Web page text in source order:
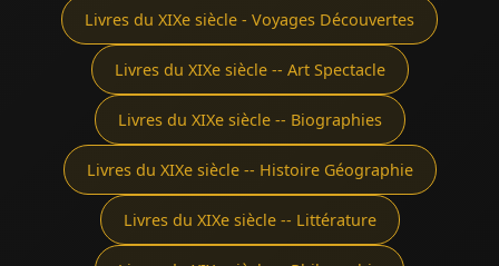
Livres du XIXe siècle - Voyages Découvertes
Livres du XIXe siècle -- Art Spectacle
Livres du XIXe siècle -- Biographies
Livres du XIXe siècle -- Histoire Géographie
Livres du XIXe siècle -- Littérature